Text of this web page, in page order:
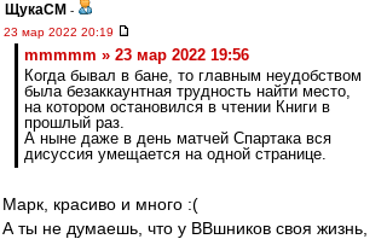
ЩукаСМ -
23 мар 2022 20:19
mmmmm » 23 мар 2022 19:56
Когда бывал в бане, то главным неудобством
была безаккаунтная трудность найти место,
на котором остановился в чтении Книги в
прошлый раз.
А ныне даже в день матчей Спартака вся
дисуссия умещается на одной странице.
Марк, красиво и много :(
А ты не думаешь, что у ВВшников своя жизнь,